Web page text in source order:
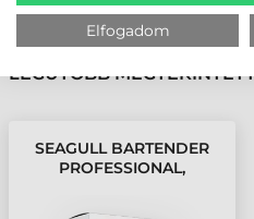
KÖVESSE BE
LEGUTÓBB
SEAGULL BARTENDER
PROFESSIONAL,
Elfogadom